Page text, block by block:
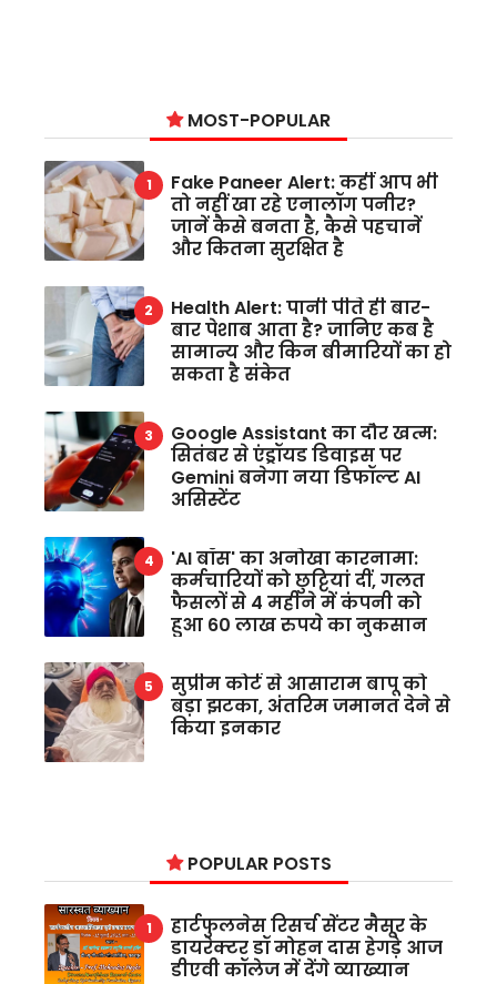
MOST-POPULAR
Fake Paneer Alert: कहीं आप भी
तो नहीं खा रहे एनालॉग पनीर?
जानें कैसे बनता है, कैसे पहचानें
और कितना सुरक्षित है
Health Alert: पानी पीते ही बार-
बार पेशाब आता है? जानिए कब है
सामान्य और किन बीमारियों का हो
सकता है संकेत
Google Assistant का दौर खत्म:
सितंबर से एंड्रॉयड डिवाइस पर
Gemini बनेगा नया डिफॉल्ट AI
असिस्टेंट
'AI बॉस' का अनोखा कारनामा:
कर्मचारियों को छुट्टियां दीं, गलत
फैसलों से 4 महीने में कंपनी को
हुआ 60 लाख रुपये का नुकसान
सुप्रीम कोर्ट से आसाराम बापू को
बड़ा झटका, अंतरिम जमानत देने से
किया इनकार
POPULAR POSTS
हार्टफुलनेस रिसर्च सेंटर मैसूर के
डायरेक्टर डॉ मोहन दास हेगड़े आज
डीएवी कॉलेज में देंगे व्याख्यान